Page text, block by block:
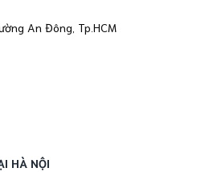
An Đông, Tp.HCM
HÀ NỘI